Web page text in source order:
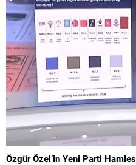
Özgür Özel’in Yeni Parti